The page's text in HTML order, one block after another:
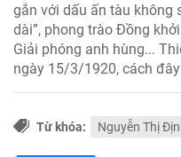
gắn với dấu ấn tàu không
dài”, phong trào Đồng
Giải phóng anh hùng...
ngày 15/3/1920, cách
Từ khóa: Nguyễn Thị